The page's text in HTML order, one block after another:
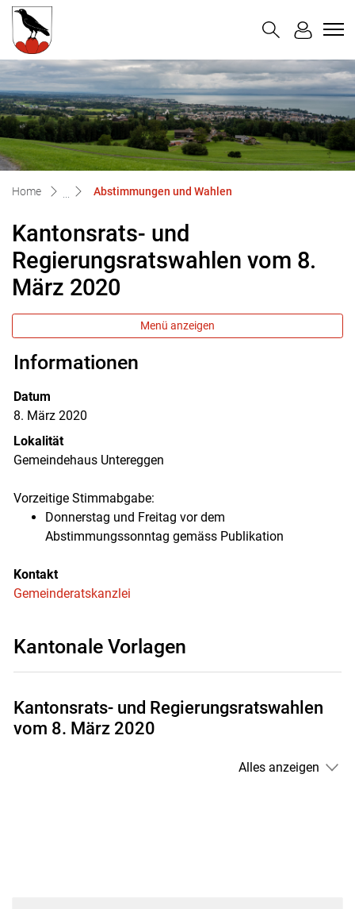
zur Startseite
Direkt zur Hauptnavigation
Direkt zum Inhalt
Direkt zur Suche
Direkt zum Stichwortverzeichnis
Untereggen
Home Abstimmungen und Wahlen
Kantonsrats- und
Regierungsratswahlen vom 8.
März 2020
Menü anzeigen
Informationen
Datum
8. März 2020
Lokalität
Gemeindehaus Untereggen
Vorzeitige Stimmabgabe:
Donnerstag und Freitag vor dem
Abstimmungssonntag gemäss Publikation
Kontakt
Gemeinderatskanzlei
Kantonale Vorlagen
Kantonsrats- und Regierungsratswahlen
vom 8. März 2020
Alles anzeigen